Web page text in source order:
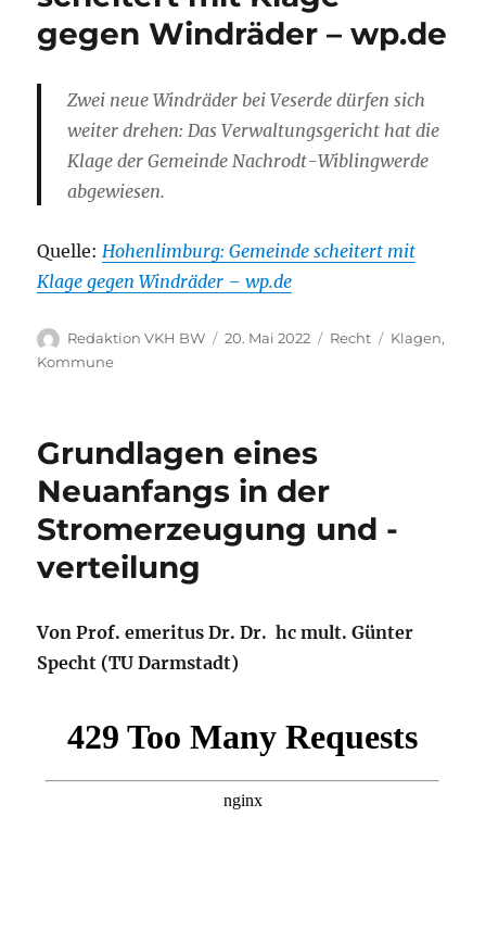
gegen Windräder – wp.de
Zwei neue Windräder bei Veserde dürfen sich
weiter drehen: Das Verwaltungsgericht hat die
Klage der Gemeinde Nachrodt-Wiblingwerde
abgewiesen.
Quelle:Hohenlimburg: Gemeinde scheitert mit
Klage gegen Windräder – wp.de
Autor
Redaktion VKH BW
Veröffentlicht
20. Mai 2022 Kategorien
Recht Schlagwörter
Klagen,
Kommune
Grundlagen eines
Neuanfangs in der
Stromerzeugung und -
verteilung
Von Prof. emeritus Dr. Dr. hc mult. Günter
Specht (TU Darmstadt)